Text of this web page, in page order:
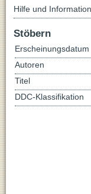
Hilfe und
Stöbern
Erscheinungsdatum
Autoren
Titel
DDC-Klassifikation